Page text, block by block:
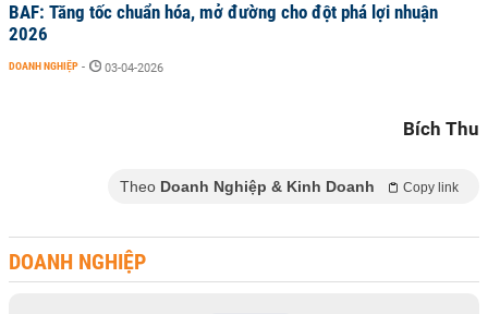
BAF: Tăng tốc chuẩn hóa, mở đường cho đột phá lợi nhuận
2026
DOANH NGHIỆP - 03-04-2026
Bích Thu
Theo Doanh Nghiệp & Kinh Doanh Copy link
DOANH NGHIỆP